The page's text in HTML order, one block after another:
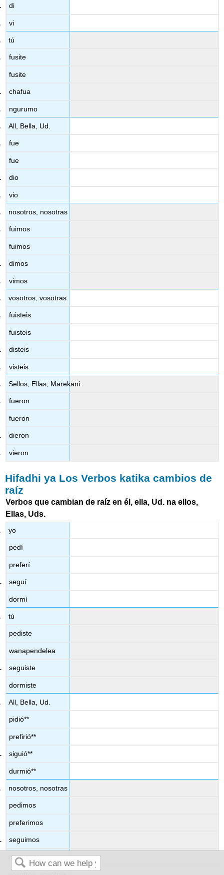
di
vi
tú
fusite
fusite
chafua
ngurumo
All, Bella, Ud.
fue
fue
dio
vio
nosotros, nosotras
fuimos
fuimos
dimos
vimos
vosotros, vosotras
fuisteis
fuisteis
disteis
visteis
Sellos, Ellas, Marekani.
fueron
fueron
dieron
vieron
Hifadhi ya Los Verbos katika cambios de
raíz
Verbos que cambian de raíz en él, ella, Ud. na ellos,
Ellas, Uds.
yo
pedí
preferí
seguí
dormí
tú
pediste
wanapendelea
seguiste
dormiste
All, Bella, Ud.
pidió**
prefirió**
siguió**
durmió**
nosotros, nosotras
pedimos
preferimos
seguimos
dormimos